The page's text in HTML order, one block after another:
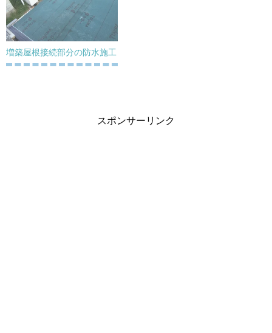
増築屋根接続部分の防水施工
スポンサーリンク